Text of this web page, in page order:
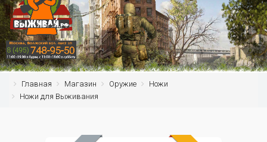
Главная Магазин Оружие
Ножи
Ножи для Выживания